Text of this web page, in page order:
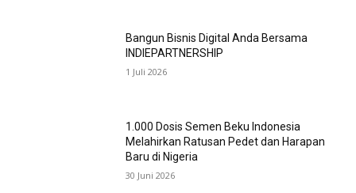
Bangun Bisnis Digital Anda Bersama
INDIEPARTNERSHIP
1 Juli 2026
1.000 Dosis Semen Beku Indonesia
Melahirkan Ratusan Pedet dan Harapan
Baru di Nigeria
30 Juni 2026